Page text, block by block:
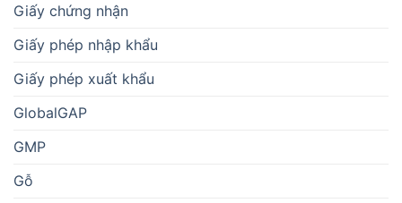
Giấy chứng nhận
Giấy phép nhập khẩu
Giấy phép xuất khẩu
GlobalGAP
GMP
Gỗ